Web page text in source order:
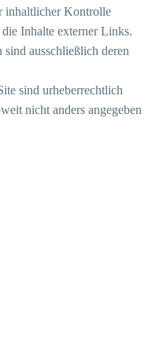
inhaltlicher Kontrolle
Inhalte externer Links.
ausschließlich deren
sind urheberrechtlich
nicht anders angegeben